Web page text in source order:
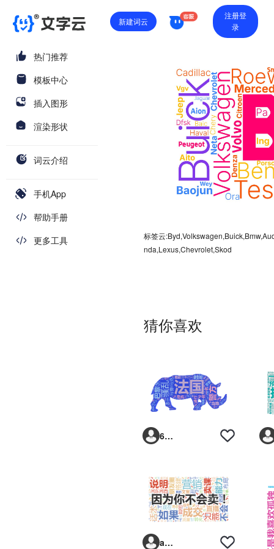
新建词云
注册登
录
热门推荐
模板中心
插入图形
渲染形状
词云介绍
手机App
帮助手册
更多工具
标签云
nda,Lexus,Chevrolet,Skod
猜你喜欢
6293vp
anpk6j